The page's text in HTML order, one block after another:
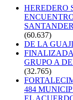
HEREDERO
(60.637)
DE LA
FINALIZADA
GRUPO A
(32.765)
484
EL